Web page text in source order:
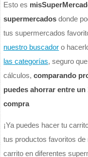
Esto es
supermercados donde
tus supermercados
nuestro buscador o
las categorías, seguro
cálculos,comparando
puedes ahorrar entre un
compra
¡Ya puedes hacer tu
tus productos favoritos
carrito en diferentes